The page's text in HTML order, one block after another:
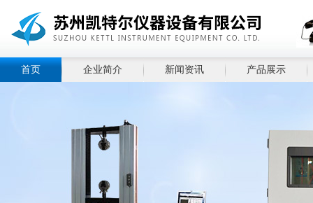
首页 企业简介 新闻资讯 产品展示